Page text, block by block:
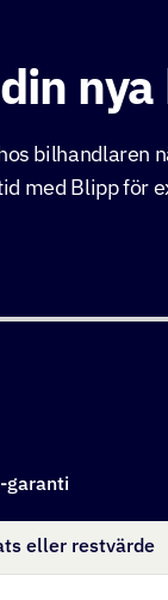
nya
bilhandlaren
med Blipp för
garanti
eller restvärde